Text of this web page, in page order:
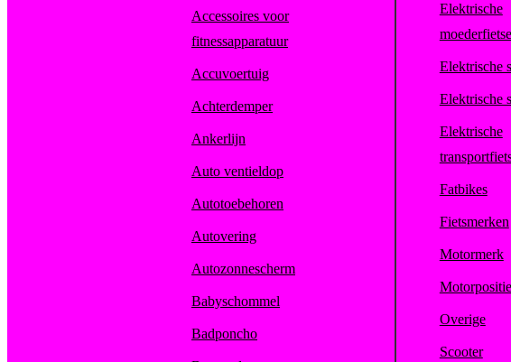
Accessoires voor
fitnessapparatuur
Accuvoertuig
Achterdemper
Ankerlijn
Auto ventieldop
Autotoebehoren
Autovering
Autozonnescherm
Babyschommel
Badponcho
Elektrische
Elektrische
Elektrische
Elektrische
Fatbikes
Fietsmerken
Motormerk
Motorpositie
Overige
Scooter